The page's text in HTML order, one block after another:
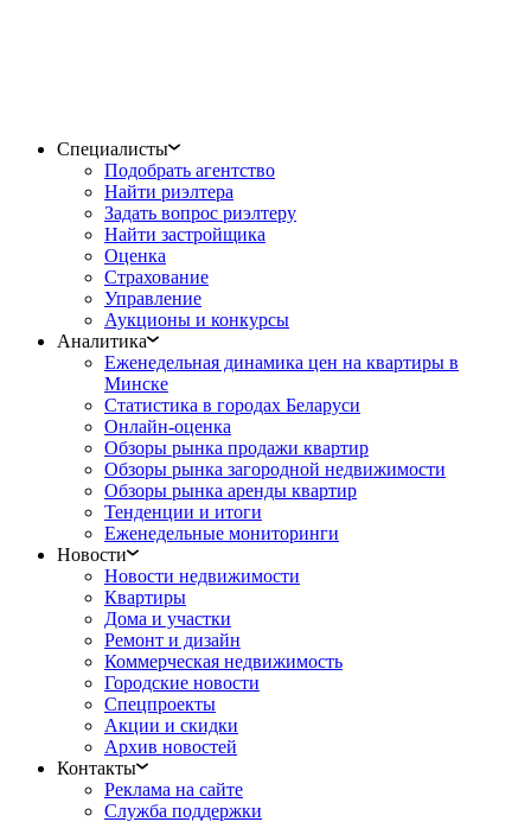
Специалисты
Подобрать агентство
Найти риэлтера
Задать вопрос риэлтеру
Найти застройщика
Оценка
Страхование
Управление
Аукционы и конкурсы
Аналитика
Еженедельная динамика цен на квартиры в
Минске
Статистика в городах Беларуси
Онлайн-оценка
Обзоры рынка продажи квартир
Обзоры рынка загородной недвижимости
Обзоры рынка аренды квартир
Тенденции и итоги
Еженедельные мониторинги
Новости
Новости недвижимости
Квартиры
Дома и участки
Ремонт и дизайн
Коммерческая недвижимость
Городские новости
Спецпроекты
Акции и скидки
Архив новостей
Контакты
Реклама на сайте
Служба поддержки